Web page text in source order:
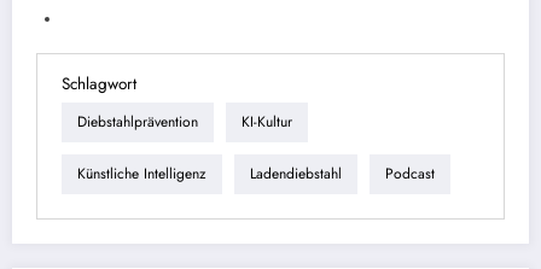
Schlagwort
Diebstahlprävention KI-Kultur
Künstliche Intelligenz Ladendiebstahl Podcast